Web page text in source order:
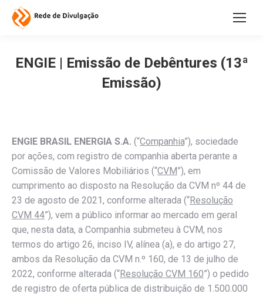
ENGIE | Emissão de Debêntures (13ª
Emissão)
ENGIE BRASIL ENERGIA S.A. (“Companhia”), sociedade
por ações, com registro de companhia aberta perante a
Comissão de Valores Mobiliários (“CVM”), em
cumprimento ao disposto na Resolução da CVM nº 44 de
23 de agosto de 2021, conforme alterada (“Resolução
CVM 44”), vem a público informar ao mercado em geral
que, nesta data, a Companhia submeteu à CVM, nos
termos do artigo 26, inciso IV, alínea (a), e do artigo 27,
ambos da Resolução da CVM n.º 160, de 13 de julho de
2022, conforme alterada (“Resolução CVM 160”) o pedido
de registro de oferta pública de distribuição de 1.500.000